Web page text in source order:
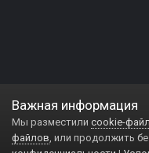
Важная информация
Мы разместили cookie-
файлов, или продолжить